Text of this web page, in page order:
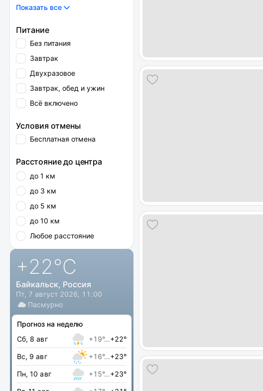
Показать все
Питание
Без питания
Завтрак
Двухразовое
Завтрак, обед и ужин
Всё включено
Условия отмены
Бесплатная отмена
Расстояние до центра
до 1 км
до 3 км
до 5 км
до 10 км
Любое расстояние
+22°C
Байкальск, Россия
Пт, 7 август 2026, 11:00
Пасмурно
Прогноз на неделю
Сб, 8 авг
+19°…+22°
Вс, 9 авг +16°…+23°
Пн, 10 авг +15°…+23°